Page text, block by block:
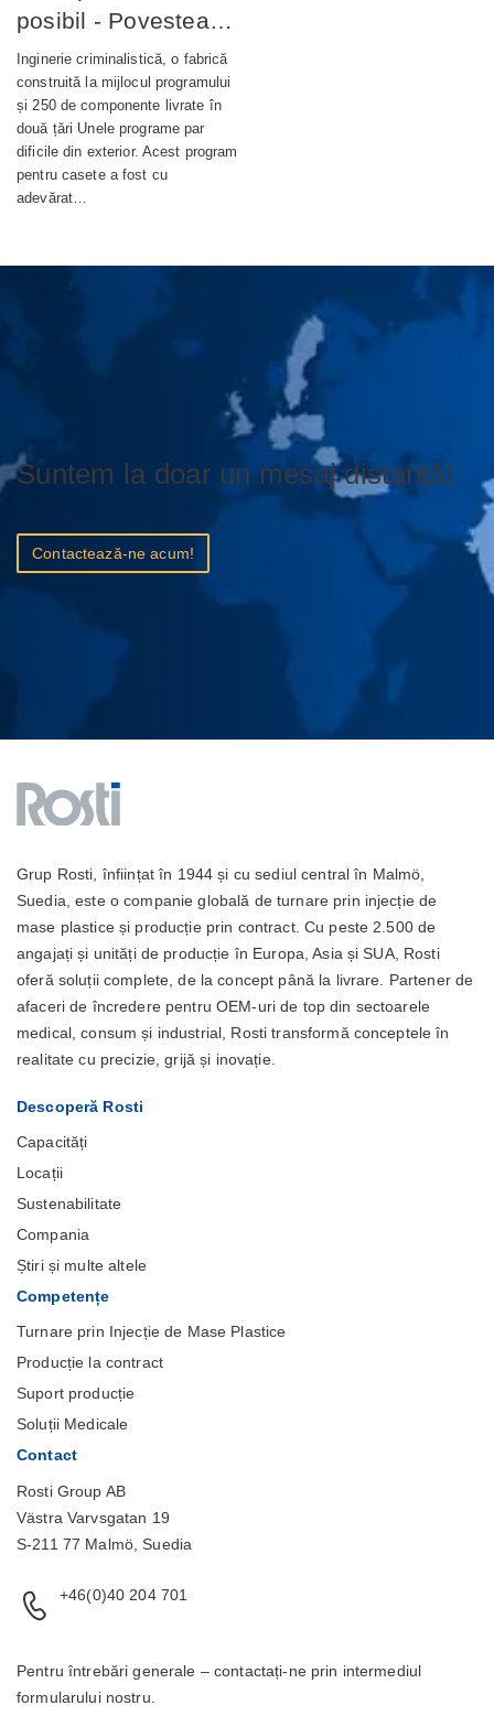
posibil - Povestea
completă din spatele
unui terminal bancar
de autoservire de
nouă generație
Inginerie criminalistică, o fabrică
construită la mijlocul programului
și 250 de componente livrate în
două țări Unele programe par
dificile din exterior. Acest program
pentru casete a fost cu
adevărat…
Suntem la doar un mesaj distanță!
Contactează-ne acum!
Grup Rosti, înființat în 1944 și cu sediul central în Malmö,
Suedia, este o companie globală de turnare prin injecție de
mase plastice și producție prin contract. Cu peste 2.500 de
angajați și unități de producție în Europa, Asia și SUA, Rosti
oferă soluții complete, de la concept până la livrare. Partener de
afaceri de încredere pentru OEM-uri de top din sectoarele
medical, consum și industrial, Rosti transformă conceptele în
realitate cu precizie, grijă și inovație.
Descoperă Rosti
Capacități
Locații
Sustenabilitate
Compania
Știri și multe altele
Competențe
Turnare prin Injecție de Mase Plastice
Producție la contract
Suport producție
Soluții Medicale
Contact
Rosti Group AB
Västra Varvsgatan 19
S-211 77 Malmö, Suedia
+46(0)40 204 701
Pentru întrebări generale – contactați-ne prin intermediul
formularuluinostru.